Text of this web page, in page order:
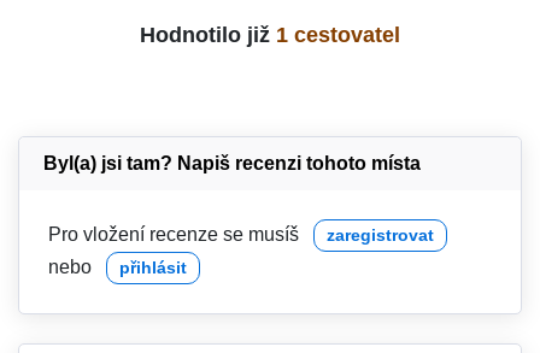
Hodnotilo již 1 cestovatel
Byl(a) jsi tam? Napiš recenzi tohoto místa
Pro vložení recenze se musíš zaregistrovat
nebo přihlásit